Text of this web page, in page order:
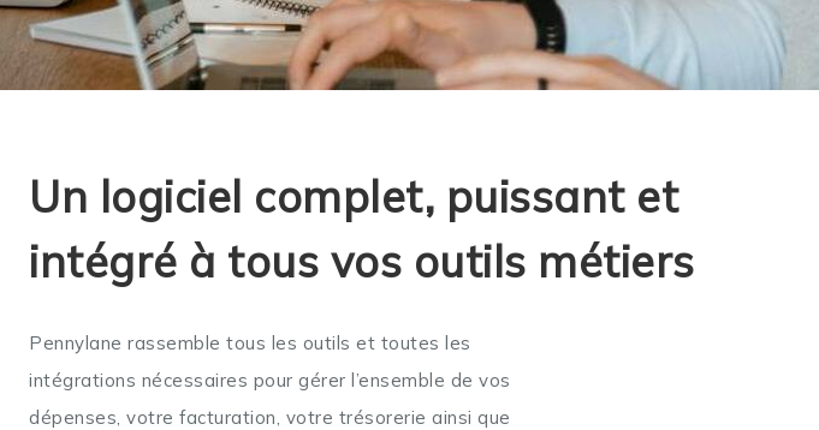
Un logiciel complet, puissant et
intégré à tous vos outils métiers
Pennylane rassemble tous les outils et toutes les
intégrations nécessaires pour gérer l’ensemble de vos
dépenses, votre facturation, votre trésorerie ainsi que